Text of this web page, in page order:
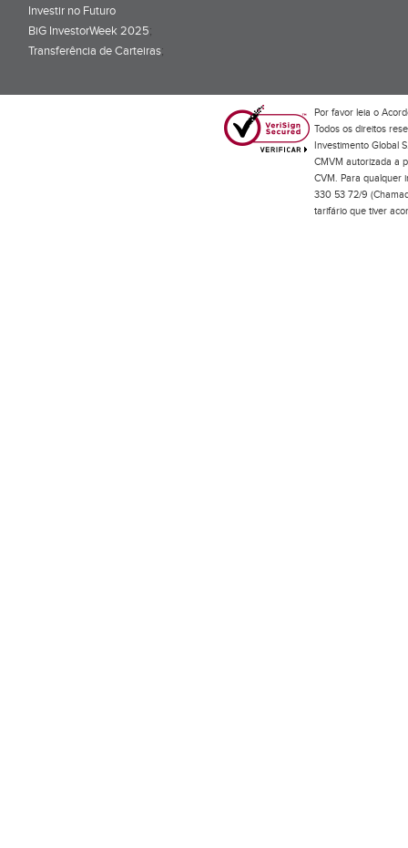
Investir no Futuro
BiG InvestorWeek 2025;
Transferência de Carteiras;
Por favor leia o
Todos os direitos
Investimento Global
CMVM autorizada a
CVM. Para qualquer
330 53 72/9
tarifário que tiver